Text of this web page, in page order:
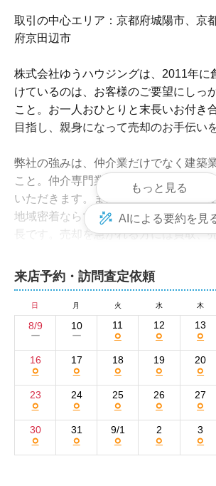
来店予約・訪問査定依頼
日 月 火 水 木
8/9
ー
10
ー
11
○
12
○
13
○
16
○
17
○
18
○
19
○
20
○
23
○
24
○
25
○
26
○
27
○
30
○
31
○
9/1
○
2
○
3
○
取引の中心エリア：京都府城陽市、京
府京田辺市
株式会社ゆうハウジングは、2011年に
けているのは、お客様のご要望にしっ
こと。お一人おひとりと末長いお付き
目指し、親身になって売却のお手伝い
弊社の強みは、仲介業だけでなく建築
こと。仲介専門業者ではできない幅広
いただきます。また、対象エリアを限
地域密着ならではのきめ細かいサポー
長です。売却を急がれる方には買取、
集客には、大手ポータルサイトの
ramやチラシのポスティングも併用し
報には写真はもちろん、建物の外観や
いたパースを掲載。買い手の生活イメ
広告で、売却へとつなげます。
査定やご相談は無料。秘密は厳守いた
もっと見る
AIによる要約を見